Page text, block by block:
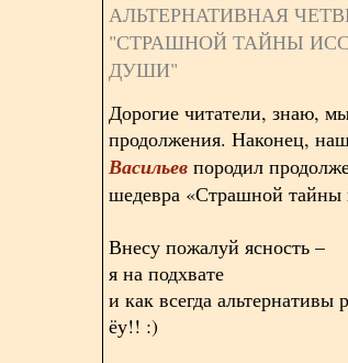
АЛЬТЕРНАТИВНАЯ
"СТРАШНОЙ ТАЙНЫ
ДУШИ"
Дорогие читатели, знаю,
продолжения. Наконец,
Васильев породил
шедевра «Страшной тайны
Внесу пожалуй ясность –
я на подхвате
и как всегда альтернативы
ёу!! :)